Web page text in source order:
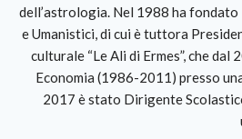
dell’astrologia. Nel 1988 ha fondato
e Umanistici, di cui è tuttora
culturale “Le Ali di Ermes”, che
Economia (1986-2011) presso
2017 è stato Dirigente